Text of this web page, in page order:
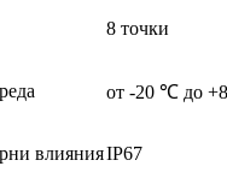
8 точки
от -20 ℃ до
влиянияIP67